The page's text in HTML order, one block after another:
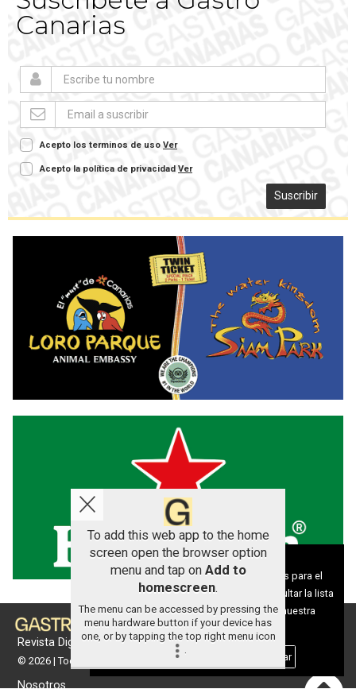
Canarias
Acepto los terminos de uso Ver
Acepto la política de privacidad Ver
Suscribir
Revista Digital de gastronomía
© 2026 | Todos los derechos reservados
Nosotros
To add this web app to the home
screen open the browser option
menu and tap on Add to
homescreen.
The menu can be accessed by pressing the
menu hardware button if your device has
one, or by tapping the top right menu icon
.
Aviso sobre el Uso de cookies:
Utilizamos cookies nuestras y de terceros para el
funcionamiento del digital. Puedes consultar la lista
de cookies y como desconectarlas. Ver nuestra
Política de Privacidad y Cookies
Aceptar Cookies Personalizar